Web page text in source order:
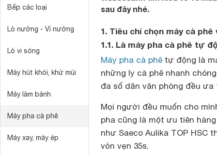
Bếp các loại
Lò nướng - Vỉ nướng
Lò vi sóng
Máy hút khói, khử mùi
Máy làm bánh
Máy pha cà phê
Máy xay, máy ép
sau đây nhé.
1. Tiêu chí chọn máy cà phê
1.1. Là máy pha cà phê tự
Máy pha cà phê tự động là
những ly cà phê nhanh
đa số dân văn phòng đều
Mọi người đều muốn cho
pha cũng là một ưu tiên
như Saeco Aulika TOP HSC
vỏn vẹn 35s.